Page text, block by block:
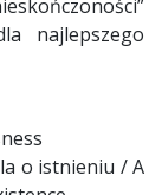
najlepszego
o istnieniu / A